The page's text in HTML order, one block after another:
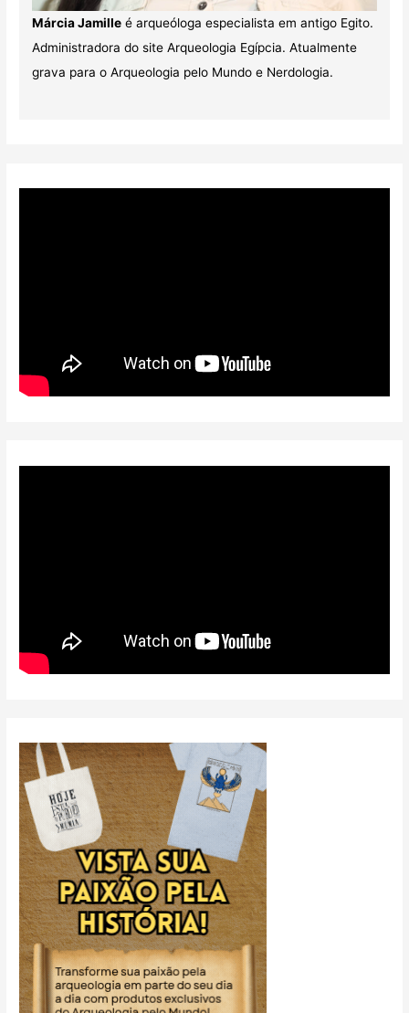
Márcia Jamilleé arqueóloga especialista em antigo Egito.
Administradora do site Arqueologia Egípcia. Atualmente
grava para o Arqueologia pelo Mundo e Nerdologia.